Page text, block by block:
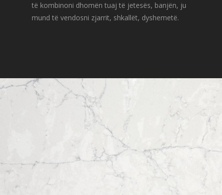
të kombinoni dhomën tuaj të jetesës, banjën, ju
mund të vendosni zjarrit, shkallët, dyshemetë.